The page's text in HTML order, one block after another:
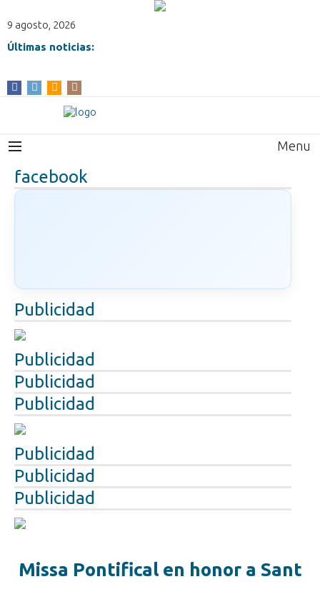
9 agosto, 2026
Últimas noticias:
Menu
facebook
Publicidad
Publicidad
Publicidad
Publicidad
Publicidad
Publicidad
Publicidad
Missa Pontifical en honor a Sant